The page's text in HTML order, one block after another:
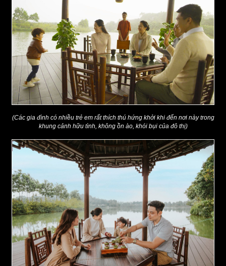
(Các gia đình có nhiều trẻ em rất thích thú hứng khởi khi đến nơi này trong
khung cảnh hữu tình, không ồn ào, khói bụi của đô thị)